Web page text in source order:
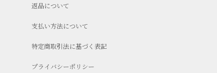
返品について
支払い方法について
特定商取引法に基づく表記
プライバシーポリシー